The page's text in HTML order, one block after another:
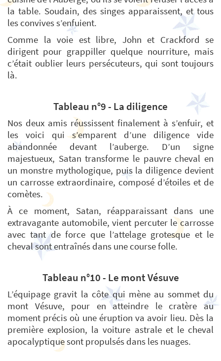
la table. Soudain, des singes apparaissent, et tous
les convives s’enfuient.
Comme la voie est libre, John et Crackford se
dirigent pour grappiller quelque nourriture, mais
c’était oublier leurs persécuteurs, qui sont toujours
là.
Tableau n°9 - La diligence
Nos deux amis réussissent finalement à s’enfuir, et
les voici qui s’emparent d’une diligence vide
abandonnée devant l’auberge. D’un signe
majestueux, Satan transforme le pauvre cheval en
un monstre mythologique, puis la diligence devient
un carrosse extraordinaire, composé d’étoiles et de
comètes.
À ce moment, Satan, réapparaissant dans une
extravagante automobile, vient percuter le carrosse
avec tant de force que l’attelage grotesque et le
cheval sont entraînés dans une course folle.
Tableau n°10 - Le mont Vésuve
L’équipage gravit la côte qui mène au sommet du
mont Vésuve, pour en atteindre le cratère au
moment précis où une éruption va avoir lieu. Dès la
première explosion, la voiture astrale et le cheval
apocalyptique sont propulsés dans les nuages.